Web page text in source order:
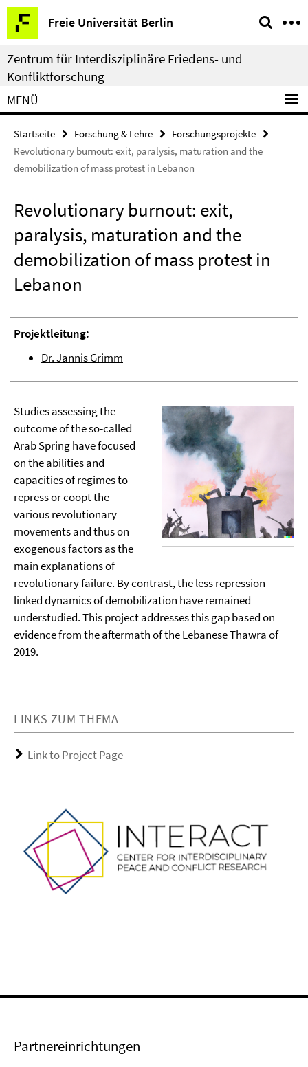
Springe
direkt
zu
Inhalt
Freie Universität Berlin
Service-
Navigation
Zentrum für Interdisziplinäre Friedens- und
Konfliktforschung
MENÜ
Startseite Forschung & Lehre
Forschungsprojekte
Revolutionary burnout: exit, paralysis, maturation and the
demobilization of mass protest in Lebanon
Revolutionary burnout: exit,
paralysis, maturation and the
demobilization of mass protest in
Lebanon
Projektleitung:
Dr. Jannis Grimm
Studies assessing the
outcome of the so-called
Arab Spring have focused
on the abilities and
capacities of regimes to
repress or coopt the
various revolutionary
movements and thus on
exogenous factors as the
main explanations of
revolutionary failure. By contrast, the less repression-
linked dynamics of demobilization have remained
understudied. This project addresses this gap based on
evidence from the aftermath of the Lebanese Thawra of
2019.
LINKS ZUM THEMA
Link to Project Page
Partnereinrichtungen